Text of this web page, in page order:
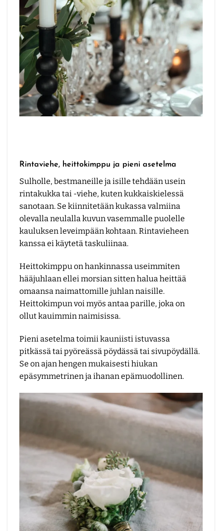
Rintaviehe, heittokimppu ja pieni asetelma
Sulholle, bestmaneille ja isille tehdään usein
rintakukka tai -viehe, kuten kukkaiskielessä
sanotaan. Se kiinnitetään kukassa valmiina
olevalla neulalla kuvun vasemmalle puolelle
kauluksen leveimpään kohtaan. Rintavieheen
kanssa ei käytetä taskuliinaa.
Heittokimppu on hankinnassa useimmiten
hääjuhlaan ellei morsian sitten halua heittää
omaansa naimattomille juhlan naisille.
Heittokimpun voi myös antaa parille, joka on
ollut kauimmin naimisissa.
Pieni asetelma toimii kauniisti istuvassa
pitkässä tai pyöreässä pöydässä tai sivupöydällä.
Se on ajan hengen mukaisesti hiukan
epäsymmetrinen ja ihanan epämuodollinen.